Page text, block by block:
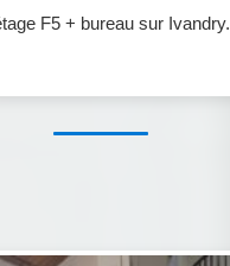
F5 + bureau sur Ivandry.